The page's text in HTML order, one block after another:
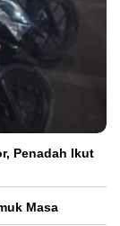
Penadah Ikut
Masa